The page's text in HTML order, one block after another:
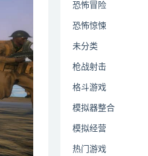
恐怖冒险
恐怖惊悚
未分类
枪战射击
格斗游戏
模拟器整合
模拟经营
热门游戏